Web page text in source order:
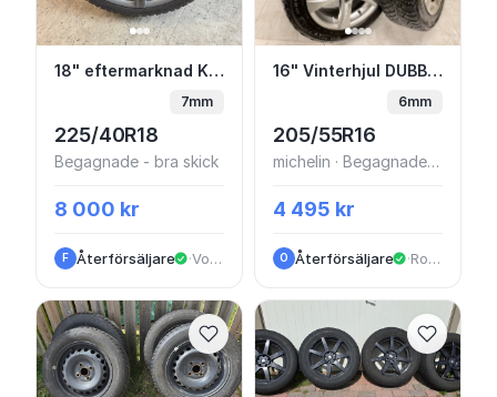
18" eftermarknad Kia med dubbdäck
18" eftermarknad Kia med dubbdäck
7mm
225/40R18
Begagnade - bra skick
8 000 kr
F Återförsäljare · Voltvägen
16" Vinterhjul DUBB
16" Vinterhjul DUBB 5x114.3 Kia Ceed Toyota Honda 205/55 R16
6mm
205/55R16
michelin · Begagnade - bra skick
4 495 kr
O Återförsäljare · Rosendalagatan